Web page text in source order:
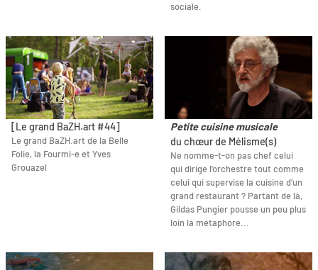
sociale.
[Le grand BaZH.art #44]
Le grand BaZH.art de la Belle
Folie, la Fourmi-e et Yves
Grouazel
Petite cuisine musicale
du chœur de Mélisme(s)
Ne nomme-t-on pas chef celui
qui dirige l’orchestre tout comme
celui qui supervise la cuisine d’un
grand restaurant ? Partant de là,
Gildas Pungier pousse un peu plus
loin la métaphore...